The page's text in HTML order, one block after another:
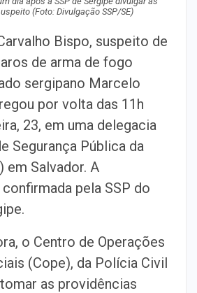
(Foto: Divulgação SSP/SE)
Bispo, suspeito de
de arma de fogo
sergipano Marcelo
por volta das 11h
23, em uma delegacia
Segurança Pública da
em Salvador. A
pela SSP do
o Centro de Operações
(Cope), da Polícia Civil
as providências